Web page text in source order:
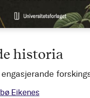
historia
Eikenes